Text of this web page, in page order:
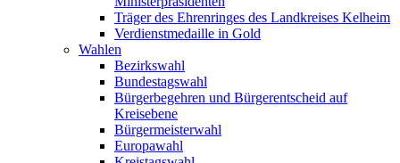
Träger des Ehrenringes des Landkreises Kelheim
Verdienstmedaille in Gold
Wahlen
Bezirkswahl
Bundestagswahl
Bürgerbegehren und Bürgerentscheid auf
Kreisebene
Bürgermeisterwahl
Europawahl